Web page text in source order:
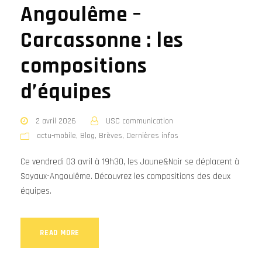
Angoulême –
Carcassonne : les
compositions
d’équipes
2 avril 2026
USC communication
actu-mobile, Blog, Brèves, Dernières infos
Ce vendredi 03 avril à 19h30, les Jaune&Noir se déplacent à
Soyaux-Angoulême. Découvrez les compositions des deux
équipes.
READ MORE